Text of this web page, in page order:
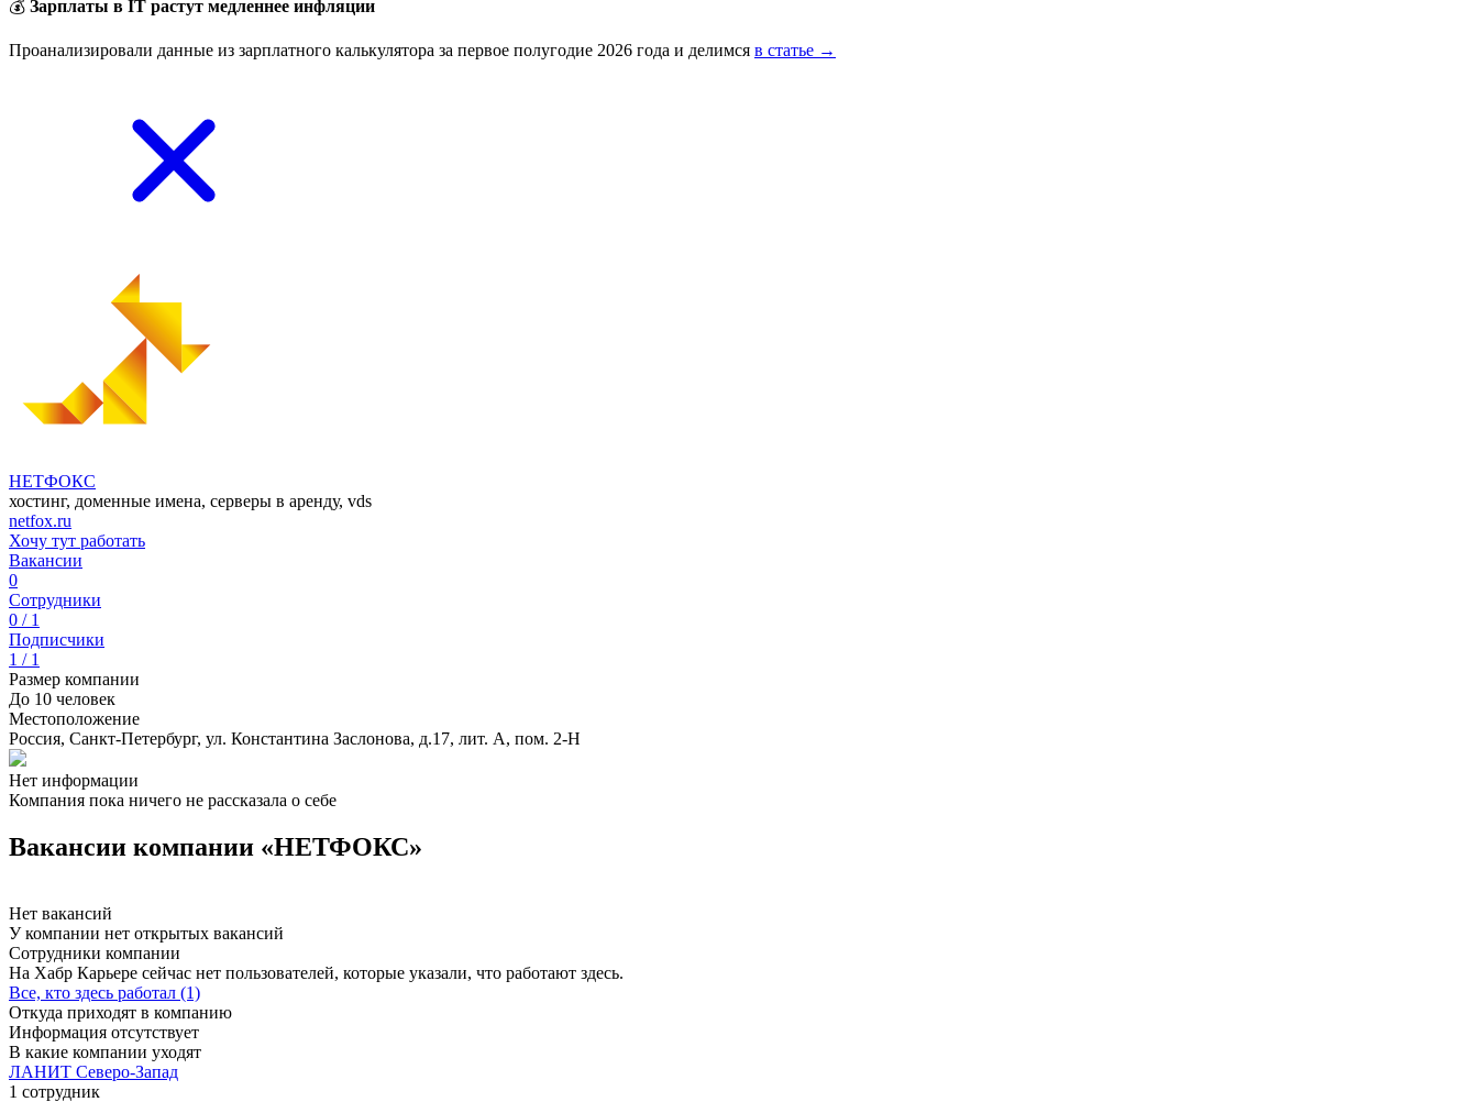
💰 Зарплаты в IT растут медленнее инфляции
Проанализировали данные из зарплатного калькулятора за первое полугодие 2026 года и делимся в статье →
НЕТФОКС
хостинг, доменные имена, серверы в аренду, vds
netfox.ru
Хочу тут работать
Вакансии
0
Сотрудники
0 / 1
Подписчики
1 / 1
Размер компании
До 10 человек
Местоположение
Россия, Санкт-Петербург, ул. Константина Заслонова, д.17, лит. А, пом. 2-Н
Нет информации
Компания пока ничего не рассказала о себе
Вакансии компании «НЕТФОКС»
Нет вакансий
У компании нет открытых вакансий
Сотрудники компании
На Хабр Карьере сейчас нет пользователей, которые указали, что работают здесь.
Все, кто здесь работал (1)
Откуда приходят в компанию
Информация отсутствует
В какие компании уходят
ЛАНИТ Северо-Запад
1 сотрудник